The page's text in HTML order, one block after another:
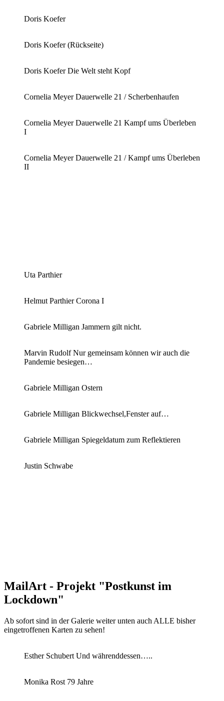
Doris Koefer
Doris Koefer (Rückseite)
Doris Koefer Die Welt steht Kopf
Cornelia Meyer Dauerwelle 21 / Scherbenhaufen
Cornelia Meyer Dauerwelle 21 Kampf ums Überleben
I
Cornelia Meyer Dauerwelle 21 / Kampf ums Überleben
II
Uta Parthier
Helmut Parthier Corona I
Gabriele Milligan Jammern gilt nicht.
Marvin Rudolf Nur gemeinsam können wir auch die
Pandemie besiegen…
Gabriele Milligan Ostern
Gabriele Milligan Blickwechsel,Fenster auf…
Gabriele Milligan Spiegeldatum zum Reflektieren
Justin Schwabe
MailArt - Projekt "Postkunst im
Lockdown"
Ab sofort sind in der Galerie weiter unten auch ALLE bisher
eingetroffenen Karten zu sehen!
Esther Schubert Und währenddessen…..
Monika Rost 79 Jahre